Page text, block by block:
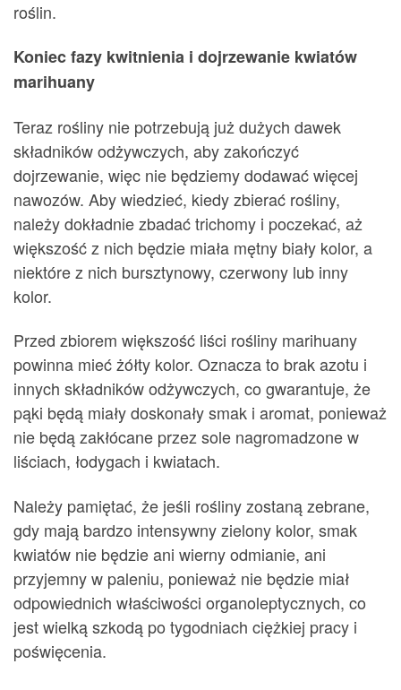
roślin.
Koniec fazy kwitnienia i dojrzewanie kwiatów
marihuany
Teraz rośliny nie potrzebują już dużych dawek
składników odżywczych, aby zakończyć
dojrzewanie, więc nie będziemy dodawać więcej
nawozów. Aby wiedzieć, kiedy zbierać rośliny,
należy dokładnie zbadać trichomy i poczekać, aż
większość z nich będzie miała mętny biały kolor, a
niektóre z nich bursztynowy, czerwony lub inny
kolor.
Przed zbiorem większość liści rośliny marihuany
powinna mieć żółty kolor. Oznacza to brak azotu i
innych składników odżywczych, co gwarantuje, że
pąki będą miały doskonały smak i aromat, ponieważ
nie będą zakłócane przez sole nagromadzone w
liściach, łodygach i kwiatach.
Należy pamiętać, że jeśli rośliny zostaną zebrane,
gdy mają bardzo intensywny zielony kolor, smak
kwiatów nie będzie ani wierny odmianie, ani
przyjemny w paleniu, ponieważ nie będzie miał
odpowiednich właściwości organoleptycznych, co
jest wielką szkodą po tygodniach ciężkiej pracy i
poświęcenia.